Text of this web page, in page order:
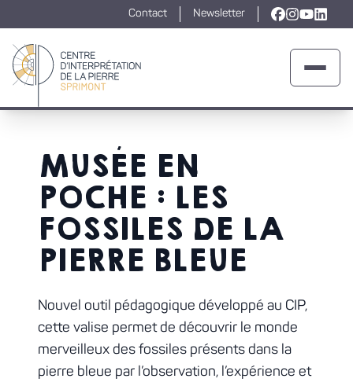
Contact Newsletter
Lien vers la
Lien vers
LienLien
MUSÉE EN
POCHE : LES
FOSSILES DE LA
PIERRE BLEUE
Nouvel outil pédagogique développé au CIP,
cette valise permet de découvrir le monde
merveilleux des fossiles présents dans la
pierre bleue par l’observation, l’expérience et